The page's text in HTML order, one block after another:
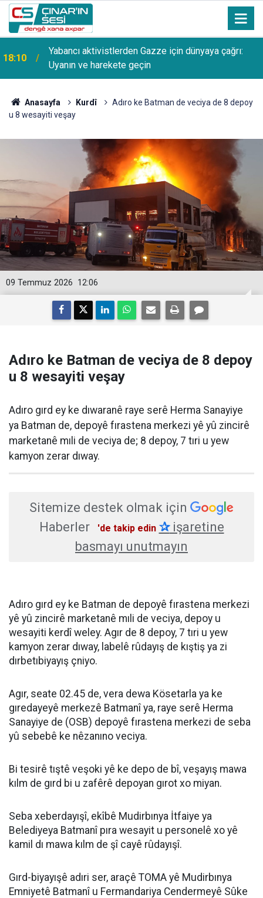
18:10
Yabancı aktivistlerden Gazze için dünyaya çağrı:
Uyanın ve harekete geçin
Anasayfa Kurdî
Adıro ke Batman de veciya de 8 depoy
u 8 wesayiti veşay
12:06
09 Temmuz 2026
Adıro ke Batman de veciya de 8 depoy
u 8 wesayiti veşay
Adıro gırd ey ke dıwaranê raye serê Herma Sanayiye
ya Batman de, depoyê fırastena merkezi yê yû zincirê
marketanê mıli de veciya de; 8 depoy, 7 tıri u yew
kamyon zerar dıway.
Sitemize destek olmak için
Haberler
'de takip edin ✰işaretine
basmayı unutmayın
Adıro gırd ey ke Batman de depoyê fırastena merkezi
yê yû zincirê marketanê mıli de veciya, depoy u
wesayiti kerdî weley. Agır de 8 depoy, 7 tıri u yew
kamyon zerar dıway, labelê rûdayış de kıştiş ya zi
dırbetıbiyayış çniyo.
Agır, seate 02.45 de, vera dewa Kösetarla ya ke
gıredayeyê merkezê Batmanî ya, raye serê Herma
Sanayiye de (OSB) depoyê fırastena merkezi de seba
yû sebebê ke nêzanıno veciya.
Bi tesirê tıştê veşoki yê ke depo de bî, veşayış mawa
kılm de gırd bi u zafêrê depoyan gırot xo miyan.
Seba xeberdayışî, ekîbê Mudirbınya İtfaiye ya
Belediyeya Batmanî pıra wesayit u personelê xo yê
kamil dı mawa kılm de şî cayê rûdayışî.
Gırd-biyayışê adıri ser, araçê TOMA yê Mudirbınya
Emniyetê Batmanî u Fermandariya Cendermeyê Sûke